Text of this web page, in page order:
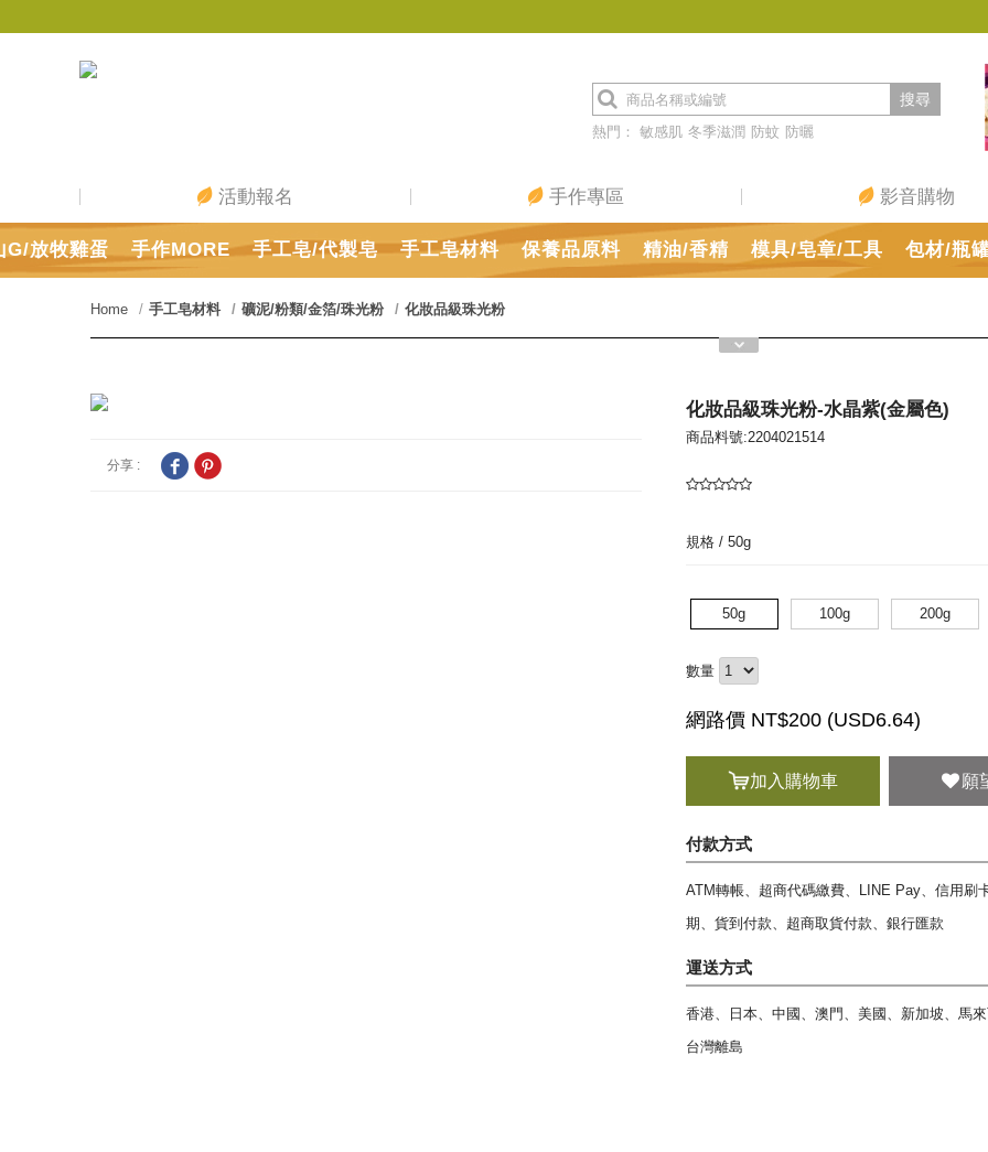
熱門： 敏感肌 冬季滋潤 防蚊 防曬
搜尋
G/放牧雞蛋 手作MORE 手工皂/代製皂 手工皂材料 保養品原料 精油/香精 模具/皂章/工具 包材/瓶
活動報名 手作專區 影音購物
Home 手工皂材料 礦泥/粉類/金箔/珠光粉 化妝品級珠光粉
分享 :
化妝品級珠光粉-水晶紫(金屬色)
商品料號:2204021514
規格 / 50g
50g 100g 200g
數量
網路價 NT$200 (USD6.64)
加入購物車 願
付款方式
ATM轉帳、超商代碼繳費、LINE Pay、信用刷
期、貨到付款、超商取貨付款、銀行匯款
運送方式
香港、日本、中國、澳門、美國、新加坡、馬來
台灣離島